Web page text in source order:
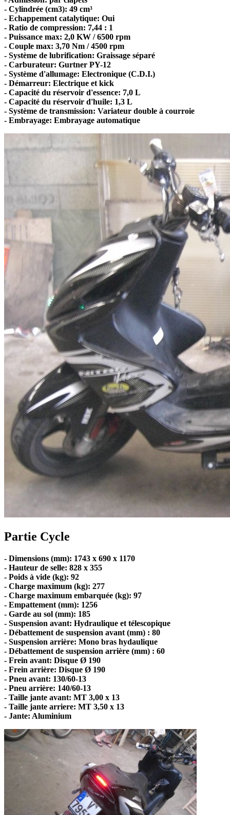
- Cylindrée (cm3): 49 cm³
- Echappement catalytique: Oui
- Ratio de compression: 7,44 : 1
- Puissance max: 2,0 KW / 6500 rpm
- Couple max: 3,70 Nm / 4500 rpm
- Système de lubrification: Graissage séparé
- Carburateur: Gurtner PY-12
- Système d'allumage: Electronique (C.D.I.)
- Démarreur: Electrique et kick
- Capacité du réservoir d'essence: 7,0 L
- Capacité du réservoir d'huile: 1,3 L
- Système de transmission: Variateur double à courroie
- Embrayage: Embrayage automatique
Partie Cycle
- Dimensions (mm): 1743 x 690 x 1170
- Hauteur de selle: 828 x 355
- Poids à vide (kg): 92
- Charge maximum (kg): 277
- Charge maximum embarquée (kg): 97
- Empattement (mm): 1256
- Garde au sol (mm): 185
- Suspension avant: Hydraulique et télescopique
- Débattement de suspension avant (mm) : 80
- Suspension arrière: Mono bras hydaulique
- Débattement de suspension arrière (mm) : 60
- Frein avant: Disque Ø 190
- Frein arrière: Disque Ø 190
- Pneu avant: 130/60-13
- Pneu arrière: 140/60-13
- Taille jante avant: MT 3,00 x 13
- Taille jante arriere: MT 3,50 x 13
- Jante: Aluminium